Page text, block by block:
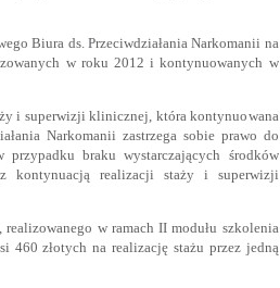
Biura ds. Przeciwdziałania Narkomanii na
w roku 2012 i kontynuowanych w
superwizji klinicznej, która kontynuowana
Narkomanii zastrzega sobie prawo do
przypadku braku wystarczających środków
kontynuacją realizacji staży i superwizji
w ramach II modułu szkolenia
460 złotych na realizację stażu przez jedną